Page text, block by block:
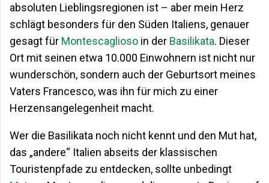
absoluten Lieblingsregionen ist – aber mein Herz
schlägt besonders für den Süden Italiens, genauer
gesagt für Montescaglioso in der Basilikata. Dieser
Ort mit seinen etwa 10.000 Einwohnern ist nicht nur
wunderschön, sondern auch der Geburtsort meines
Vaters Francesco, was ihn für mich zu einer
Herzensangelegenheit macht.
Wer die Basilikata noch nicht kennt und den Mut hat,
das „andere“ Italien abseits der klassischen
Touristenpfade zu entdecken, sollte unbedingt